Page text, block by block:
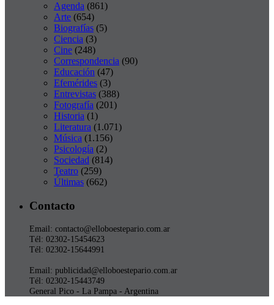
Agenda (861)
Arte (654)
Biografías (5)
Ciencia (3)
Cine (248)
Correspondencia (90)
Educación (47)
Efemérides (3)
Entrevistas (388)
Fotografía (201)
Historia (1)
Literatura (1.071)
Música (1.156)
Psicología (2)
Sociedad (814)
Teatro (259)
Últimas (662)
Contacto
Email: contacto@elloboestepario.com.ar
Tél: 02302-15454623
Tél: 02302-15644991
Email: publicidad@elloboestepario.com.ar
Tél: 02302-15443749
General Pico - La Pampa - Argentina